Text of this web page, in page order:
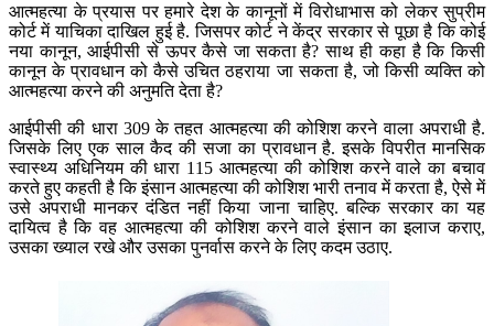
आत्महत्या के प्रयास पर हमारे देश के कानूनों में विरोधाभास को लेकर सुप्रीम
कोर्ट में याचिका दाखिल हुई है. जिसपर कोर्ट ने केंद्र सरकार से पूछा है कि कोई
नया कानून, आईपीसी से ऊपर कैसे जा सकता है? साथ ही कहा है कि किसी
कानून के प्रावधान को कैसे उचित ठहराया जा सकता है, जो किसी व्यक्ति को
आत्महत्या करने की अनुमति देता है?
आईपीसी की धारा 309 के तहत आत्महत्या की कोशिश करने वाला अपराधी है.
जिसके लिए एक साल कैद की सजा का प्रावधान है. इसके विपरीत मानसिक
स्वास्थ्य अधिनियम की धारा 115 आत्महत्या की कोशिश करने वाले का बचाव
करते हुए कहती है कि इंसान आत्महत्या की कोशिश भारी तनाव में करता है, ऐसे में
उसे अपराधी मानकर दंडित नहीं किया जाना चाहिए. बल्कि सरकार का यह
दायित्व है कि वह आत्महत्या की कोशिश करने वाले इंसान का इलाज कराए,
उसका ख्याल रखे और उसका पुनर्वास करने के लिए कदम उठाए.